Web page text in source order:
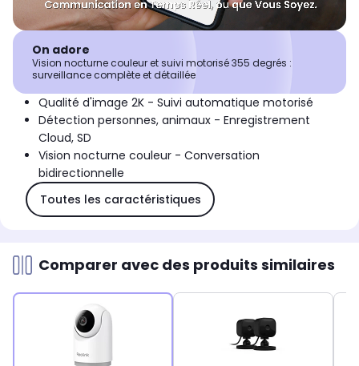
On adore
Vision nocturne couleur et suivi motorisé 355 degrés :
surveillance complète et détaillée
Qualité d'image 2K - Suivi automatique motorisé
Détection personnes, animaux - Enregistrement
Cloud, SD
Vision nocturne couleur - Conversation
bidirectionnelle
Toutes les caractéristiques
Comparer avec des produits similaires